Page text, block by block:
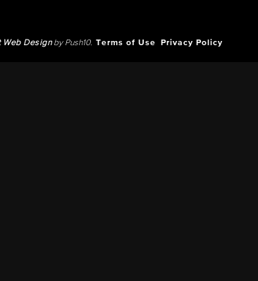
Web Designby Push10. Terms of Use Privacy Policy